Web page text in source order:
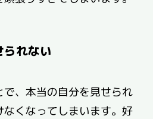
れない
、本当の自分を見せられ
くなってしまいます。好